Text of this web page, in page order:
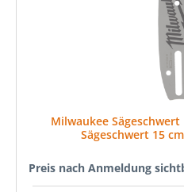
Milwaukee Sägeschwert
Sägeschwert 15
Preis nach Anmeldung